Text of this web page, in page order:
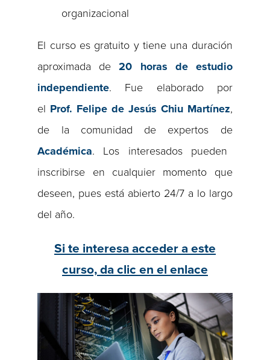
organizacional
El curso es gratuito y tiene una duración
aproximada de20 horas de estudio
independiente. Fue elaborado por
el Prof. Felipe de Jesús Chiu Martínez,
de la comunidad de expertos de
Académica. Los interesados pueden
inscribirse en cualquier momento que
deseen, pues está abierto 24/7 a lo largo
del año.
Si te interesa acceder a este
curso, da clic en el enlace